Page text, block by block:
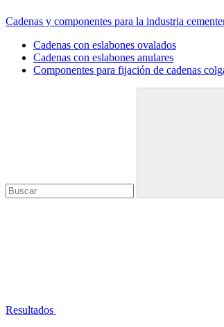
Cadenas y componentes para la industria
Cadenas con eslabones ovalados
Cadenas con eslabones anulares
Componentes para fijación de cadenas
Resultados